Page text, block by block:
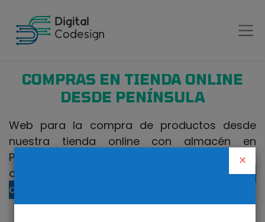
COMPRAS EN TIENDA ONLINE
DESDE PENÍNSULA
×
Web para la compra de productos desde
nuestra tienda online con almacén en
Península. Si realiza la compra desde Canarias
o fuera de España, visite nuestra
tienda
online para Canarias